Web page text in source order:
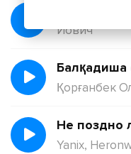
Йович
Балқадиша
Қорғанбек
Не поздно
Yanix,